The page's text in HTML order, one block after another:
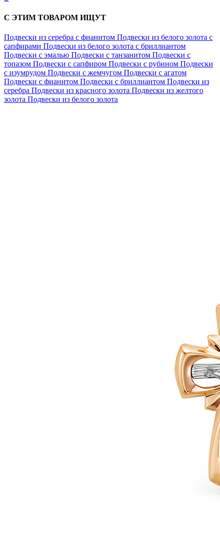
С ЭТИМ ТОВАРОМ ИЩУТ
Подвески из серебра с фианитом Подвески из белого золота с
сапфирами Подвески из белого золота с бриллиантом
Подвески с эмалью Подвески с танзанитом Подвески с
топазом Подвески с сапфиром Подвески с рубином Подвески
с изумрудом Подвески с жемчугом Подвески с агатом
Подвески с фианитом Подвески с бриллиантом Подвески из
серебра Подвески из красного золота Подвески из желтого
золота Подвески из белого золота